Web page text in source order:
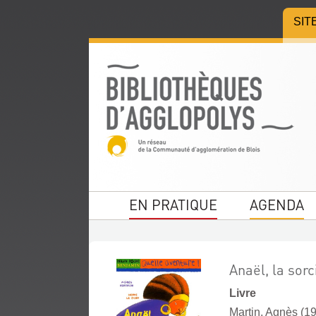
menu
contenu
la
EN PRATIQUE AGENDA
Anaël, la
Livre
Martin, Agnès